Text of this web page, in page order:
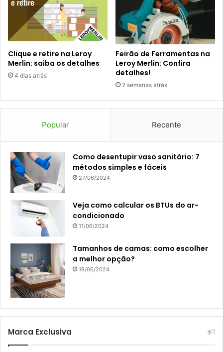
Clique e retire na Leroy
Merlin: saiba os detalhes
4 dias atrás
Feirão de Ferramentas na
Leroy Merlin: Confira
detalhes!
2 semanas atrás
Popular Recente
Como desentupir vaso sanitário: 7
métodos simples e fáceis
27/06/2024
Veja como calcular os BTUs do ar-
condicionado
11/06/2024
Tamanhos de camas: como escolher
a melhor opção?
19/06/2024
Marca Exclusiva